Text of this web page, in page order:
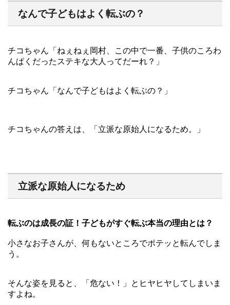
なんで子どもはよく転ぶの？
チコちゃん「ねぇねぇ岡村、この中で一番、子供のころわ
んぱくだったステキな大人ってだーれ？」
チコちゃん「なんで子どもはよく転ぶの？」
チコちゃんの答えは、「立派な原始人になるため。」
立派な原始人になるため
転ぶのは成長の証！子どもがすぐ転ぶ本当の理由とは？
小さなお子さんが、何もないところでポテッと転んでしま
う。
そんな姿を見ると、「危ない！」とヒヤヒヤしてしまいま
すよね。